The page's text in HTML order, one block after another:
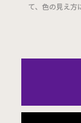
て、色の見え方